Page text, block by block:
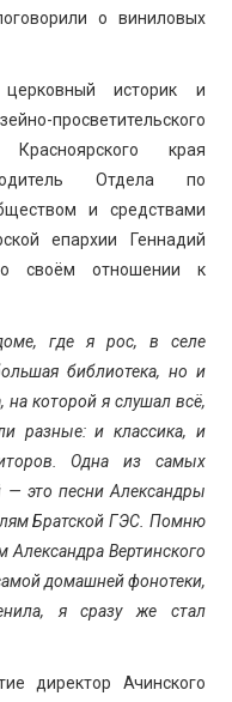
о виниловых
историк и
просветительского
края
Отдела по
и средствами
епархии Геннадий
своём отношении к
где я рос, в селе
библиотека, но и
которой я слушал всё,
разные: и классика, и
Одна из самых
— это песни Александры
Братской ГЭС. Помню
Александра Вертинского
домашней фонотеки,
я сразу же стал
директор Ачинского